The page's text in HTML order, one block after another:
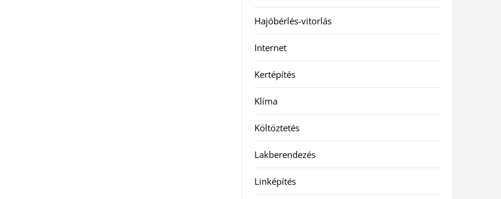
Hajóbérlés-vitorlás
Internet
Kertépítés
Klíma
Költöztetés
Lakberendezés
Linképítés